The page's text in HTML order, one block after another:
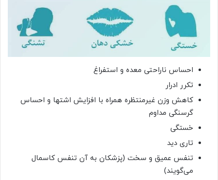
احساس ناراحتی معده و استفراغ
تکرر ادرار
کاهش وزن غیرمنتظره همراه با افزایش اشتها و احساس
گرسنگی مداوم
خستگی
تاری دید
تنفس‌ عمیق و سخت (پزشکان به آن تنفس کاسمال
می‌گویند)